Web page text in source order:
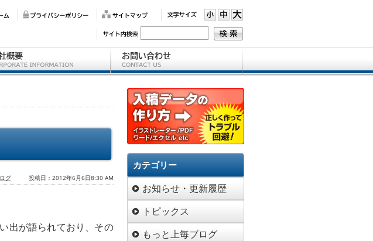
グ投稿日：2012年6月6日8:30 AM
出が語られており、その
カテゴリー
お知らせ・更新履歴
トピックス
もっと上毎ブログ